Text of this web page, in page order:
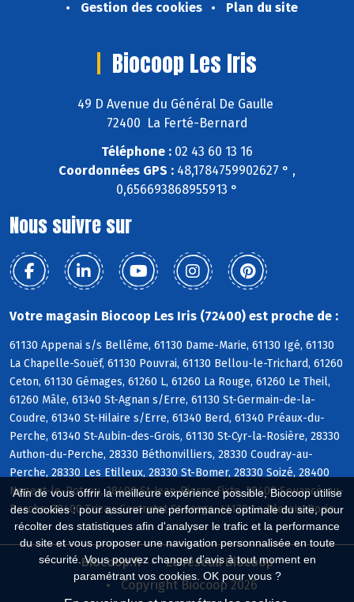
Afin de vous offrir la meilleure expérience possible, Biocoop utilise
des cookies : pour assurer une performance optimale du site, pour
récolter des statistiques afin d'analyser le trafic et la performance
du site et vous proposer une navigation personnalisée en toute
sécurité. Vous pouvez changer d'avis à tout moment en
paramétrant vos cookies. OK pour vous ?
Gestion des cookies
Plan du site
Biocoop Les Iris
49 D Avenue du Général De Gaulle
72400 La Ferté-Bernard
Téléphone : 02 43 60 13 16
Coordonnées GPS : 48,1784759902627 ° ,
0,656693868955913 °
Nous suivre sur
Votre magasin Biocoop Les Iris (72400) est proche de :
61130 Appenai s/s Bellême, 61130 Dame-Marie, 61130 Igé, 61130
La Chapelle-Souëf, 61130 Pouvrai, 61130 Bellou-le-Trichard, 61260
Ceton, 61130 Gémages, 61260 L, 61260 La Rouge, 61260 Le Theil,
61260 Mâle, 61340 St-Agnan s/Erre, 61130 St-Germain-de-la-
Coudre, 61340 St-Hilaire s/Erre, 61340 Berd, 61340 Préaux-du-
Perche, 61340 St-Aubin-des-Grois, 61130 St-Cyr-la-Rosière, 28330
Authon-du-Perche, 28330 Béthonvilliers, 28330 Coudray-au-
Perche, 28330 Les Etilleux, 28330 St-Bomer, 28330 Soizé, 28400
Nogent-le-Rotrou, 28400 St-Jean-Pierre-Fixte, 28400 Souancé-au-
Perche, 28400 Trizay-Coutretot-St-Serge, 41170 Le Plessis-Dorin
Biocoop.fr
Le réseau Biocoop
Copyright Biocoop 2026